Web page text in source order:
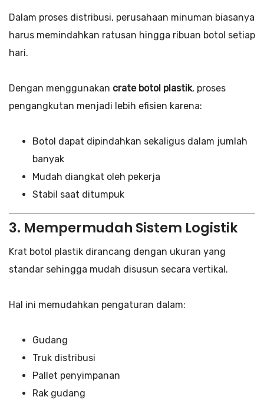
Dalam proses distribusi, perusahaan minuman biasanya
harus memindahkan ratusan hingga ribuan botol setiap
hari.
Dengan menggunakan crate botol plastik, proses
pengangkutan menjadi lebih efisien karena:
Botol dapat dipindahkan sekaligus dalam jumlah
banyak
Mudah diangkat oleh pekerja
Stabil saat ditumpuk
3. Mempermudah Sistem Logistik
Krat botol plastik dirancang dengan ukuran yang
standar sehingga mudah disusun secara vertikal.
Hal ini memudahkan pengaturan dalam:
Gudang
Truk distribusi
Pallet penyimpanan
Rak gudang